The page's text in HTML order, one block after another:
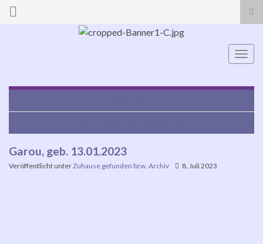
Search for:
Garou, geb. 13.01.2023
Veröffentlicht unterZuhause gefunden bzw. Archiv 8. Juli 2023